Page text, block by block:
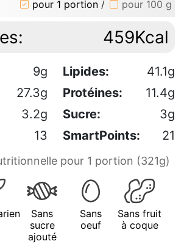
pour 1 portion / pour 100 g
459Kcal
9g Lipides:
41.1g
27.3g Protéines:
11.4g
3.2g Sucre:
3g
13 SmartPoints: 21
pour 1 portion (321g)
Sans
sucre
ajouté
Sans
oeuf
Sans fruit
à coque